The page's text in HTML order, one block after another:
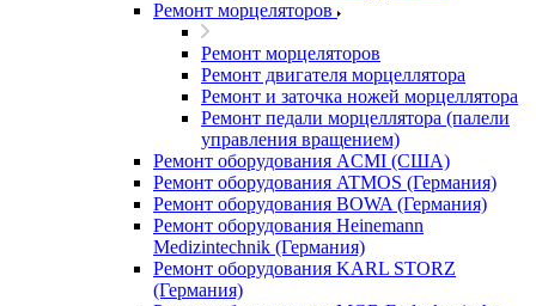
Ремонт морцеляторов
Ремонт морцеляторов
Ремонт двигателя морцеллятора
Ремонт и заточка ножей морцеллятора
Ремонт педали морцеллятора (палели
управления вращением)
Ремонт оборудования ACMI (США)
Ремонт оборудования ATMOS (Германия)
Ремонт оборудования BOWA (Германия)
Ремонт оборудования Heinemann
Medizintechnik (Германия)
Ремонт оборудования KARL STORZ
(Германия)